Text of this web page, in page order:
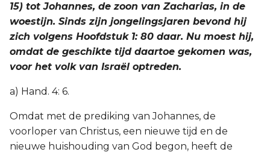
15) tot Johannes, de zoon van Zacharias, in de
woestijn. Sinds zijn jongelingsjaren bevond hij
zich volgens Hoofdstuk 1: 80 daar. Nu moest hij,
omdat de geschikte tijd daartoe gekomen was,
voor het volk van Israël optreden.
a) Hand. 4: 6.
Omdat met de prediking van Johannes, de
voorloper van Christus, een nieuwe tijd en de
nieuwe huishouding van God begon, heeft de